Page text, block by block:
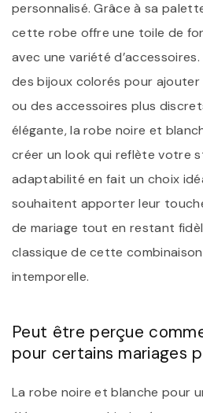
personnalisé. Grâce à sa
cette robe offre une toile de
avec une variété
des bijoux colorés pour
ou des accessoires plus
élégante, la robe noire et
créer un look qui reflète votre
adaptabilité en fait un choix
souhaitent apporter leur
de mariage tout en restant
classique de cette
intemporelle.
Peut être perçue
pour certains mariages
La robe noire et blanche pour